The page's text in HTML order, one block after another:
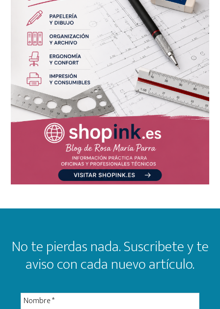
Footer
No te pierdas nada. Suscribete y te
aviso con cada nuevo artículo.